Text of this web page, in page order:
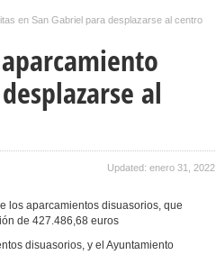
en San Gabriel para desplazarse al centro
al
Updated: enero 31, 2022
los aparcamientos disuasorios, que
de 427.486,68 euros
disuasorios, y el Ayuntamiento